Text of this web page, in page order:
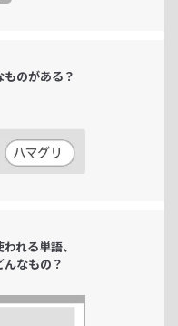
のがある？
れる単語、
んなもの？